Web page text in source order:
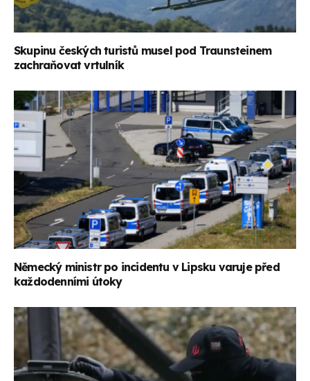
Skupinu českých turistů musel pod Traunsteinem
zachraňovat vrtulník
Německý ministr po incidentu v Lipsku varuje před
každodenními útoky